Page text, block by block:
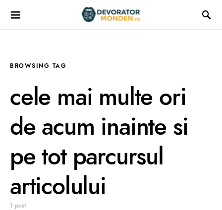
BROWSING TAG
cele mai multe ori
de acum inainte si
pe tot parcursul
articolului
1 post